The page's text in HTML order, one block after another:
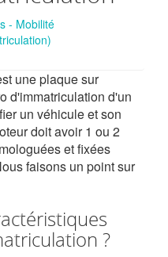
- Mobilité
une plaque sur
d'immatriculation d'un
un véhicule et son
doit avoir 1 ou 2
et fixées
faisons un point sur
?